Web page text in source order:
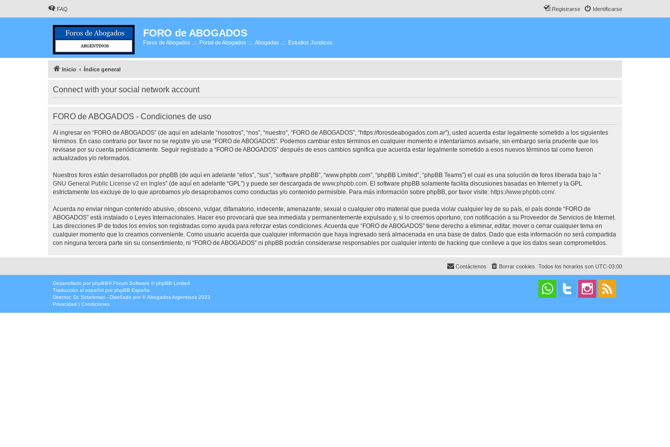
FAQ Identificarse
Registrarse
FORO de ABOGADOS
Foros de Abogados .::. Portal de Abogados .::. Abogadas .::. Estudios Juridicos
Inicio Índice general
Connect with your social network account
FORO de ABOGADOS - Condiciones de uso
Al ingresar en “FORO de ABOGADOS” (de aquí en adelante “nosotros”, “nos”, “nuestro”, “FORO de ABOGADOS”, “https://forosdeabogados.com.ar”), usted acuerda estar legalmente sometido a los siguientes
términos. En caso contrario por favor no se registre y/o use “FORO de ABOGADOS”. Podemos cambiar estos términos en cualquier momento e intentaríamos avisarle, sin embargo sería prudente que los
revisase por su cuenta periódicamente. Seguir registrado a “FORO de ABOGADOS” después de esos cambios significa que acuerda estar legalmente sometido a esos nuevos términos tal como fueron
actualizados y/o reformados.
Nuestros foros están desarrollados por phpBB (de aquí en adelante “ellos”, “sus”, “software phpBB”, “www.phpbb.com”, “phpBB Limited”, “phpBB Teams”) el cual es una solución de foros liberada bajo la “
GNU General Public License v2 en Ingles” (de aquí en adelante “GPL”) y puede ser descargada de www.phpbb.com. El software phpBB solamente facilita discusiones basadas en Internet y la GPL
estrictamente los excluye de lo que aprobamos y/o desaprobamos como conductas y/o contenido permisible. Para más información sobre phpBB, por favor visite: https://www.phpbb.com/.
Acuerda no enviar ningun contenido abusivo, obsceno, vulgar, difamatorio, indecente, amenazante, sexual o cualquier otro material que pueda violar cualquier ley de su país, el país donde “FORO de
ABOGADOS” está instalado o Leyes Internacionales. Hacer eso provocará que sea inmediata y permanentemente expulsado y, si lo creemos oportuno, con notificación a su Proveedor de Servicios de Internet.
Las direcciones IP de todos los envíos son registradas como ayuda para reforzar estas condiciones. Acuerda que “FORO de ABOGADOS” tiene derecho a eliminar, editar, mover o cerrar cualquier tema en
cualquier momento que lo creamos conveniente. Como usuario acuerda que cualquier información que haya ingresado será almacenada en una base de datos. Dado que esta información no será compartida
con ninguna tercera parte sin su consentimiento, ni “FORO de ABOGADOS” ni phpBB podrán considerarse responsables por cualquier intento de hacking que conlleve a que los datos sean comprometidos.
Todos los horarios son UTC-03:00
Borrar cookies
Contáctenos
Desarrollado por phpBB® Forum Software © phpBB Limited
Traducción al español por phpBB España
Director: Dr. Sztarkman - Diseñado por ©Abogados Argentinos 2023
Privacidad | Condiciones